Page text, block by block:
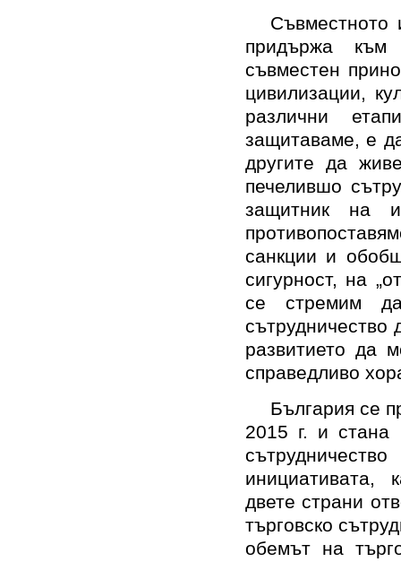
Съвместното
придържа към
съвместен
цивилизации,
различни
защитаваме, е
другите да
печелившо
защитник на
санкции и
сигурност, на
се стремим да
сътрудничество
развитието да
справедливо
България се
2015 г. и стана
инициативата,
двете страни
търговско
обемът на